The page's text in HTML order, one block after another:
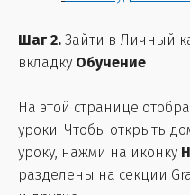
Шаг 2. Зайти в Личный
вкладку Обучение
На этой странице
уроки. Чтобы открыть
уроку, нажми на иконку
разделены на секции